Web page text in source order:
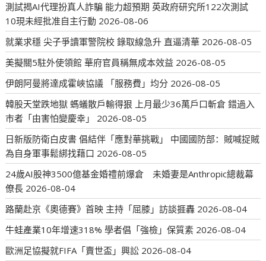
測試揭AI代理扮真人詐騙 能力超預期 英政府研究所122次測試
10現未經批准自主行動 2026-08-06
就業求穩 尖子爭讀軍警院校 錄取線急升 直逼清華 2026-08-05
美擬關5駐外使領館 華府官員稱無成本效益 2026-08-05
伊朗阿曼將達成霍峽協議 「服務費」均分 2026-08-05
韓股天堂跌地獄 螞蟻散戶輸得狠 上月最少36萬戶口斬倉 錯過入
市者「由害怕變慶幸」
2026-08-05
日新版防衛白皮書 倡結伴「應對華挑戰」 中國國防部：賊喊捉賊
為自身軍事鬆綁找藉口 2026-08-05
24歲AI股神3500億基金婚禮前爆倉 未婚妻是Anthropic總裁幕
僚長 2026-08-04
路蘭赴京《奧德賽》首映 主持「屈膝」訪談捱轟 2026-08-04
牛蛙產業10年增速318% 學者倡「強檢」保質素 2026-08-04
歐洲足協擬就FIFA「賣世盃」興訟 2026-08-04